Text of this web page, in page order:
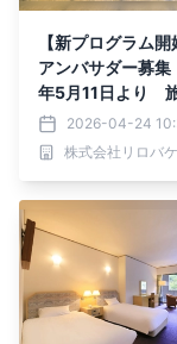
【新プログラム
アンバサダー募
年5月11日より
する人・受け取る
にも嬉しいプログ
2026-04-24